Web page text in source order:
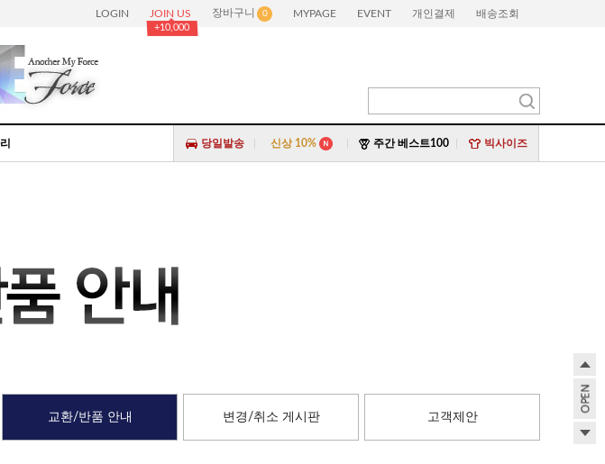
LOGIN JOIN US
+10,000
장바구니 0 MYPAGE EVENT 개인결제 배송조회
당일발송 신상 10% 주간 베스트100 빅사이즈
교환/반품 안내 변경/취소 게시판 고객제안